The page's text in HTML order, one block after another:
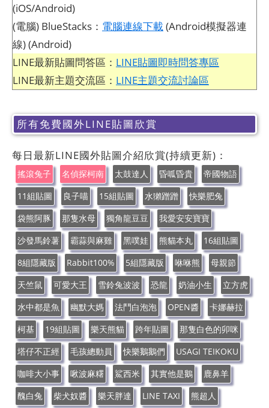
(iOS/Android)
(電腦) BlueStacks： 電腦連線下載(Android模擬器連
線) (Android)
LINE最新貼圖問答區： LINE貼圖即時問答專區
LINE最新主題交流區： LINE主題交流討論區
所有免費國外LINE貼圖欣賞
每日最新LINE國外貼圖介紹欣賞(持續更新)：
搖滾兔子 名偵探柯南 太鼓達人 昏呱昏貴
帝國物語
11組貼圖
良子喵 15組貼圖 水獺蹭蹭
快樂肥兔
袋熊阿豚
那隻水母 獨角龍豆豆
我愛安安寶寶
沙發馬鈴薯
霸蒜與麻雞 黑噗娃 熊貓本丸
16組貼圖
8組隱藏版
Rabbit100% 5組隱藏版 咻咻熊
母親節
天竺鼠
可愛大王 雪鈴兔波波 恐龍 奶油小生
立方虎
水中都是魚
幽默大媽 法鬥白泡泡 OPEN醬
卡娜赫拉
柯基
19組貼圖 樂天熊貓 跨年貼圖
那隻白色的卯咪
塔仔不正經
毛孩總動員 快樂鵝鵝們
USAGI TEIKOKU
咖啡大小事
啾波麻糬 鯊西米 其實他是鵝
鹿鼻羊
醜白兔
柴犬奴醬 樂天胖達 LINE TAXI
熊超人